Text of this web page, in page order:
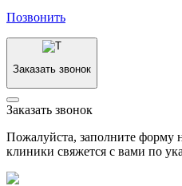
Позвонить
Заказать звонок
Заказать звонок
Пожалуйста, заполните форму
клиники свяжется с вами по